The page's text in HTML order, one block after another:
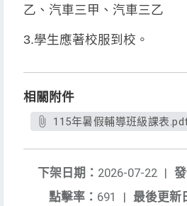
乙、汽車三甲、汽車三乙
3.學生應著校服到校。
相關附件
115年暑假輔導班級課表
下架日期： 2026-07-22 |
最後更新
點擊率： 691 |